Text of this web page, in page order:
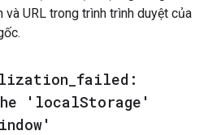
URL trong trình trình duyệt của
failed:
'localStorage'